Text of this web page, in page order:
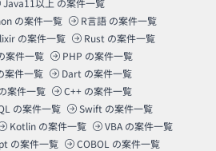
Java11以上 の案件一覧
の案件一覧 R言語 の案件一覧
の案件一覧 Rust の案件一覧
案件一覧 PHP の案件一覧
案件一覧 Dart の案件一覧
案件一覧 C++ の案件一覧
の案件一覧 Swift の案件一覧
Kotlin の案件一覧 VBA の案件一覧
の案件一覧 COBOL の案件一覧